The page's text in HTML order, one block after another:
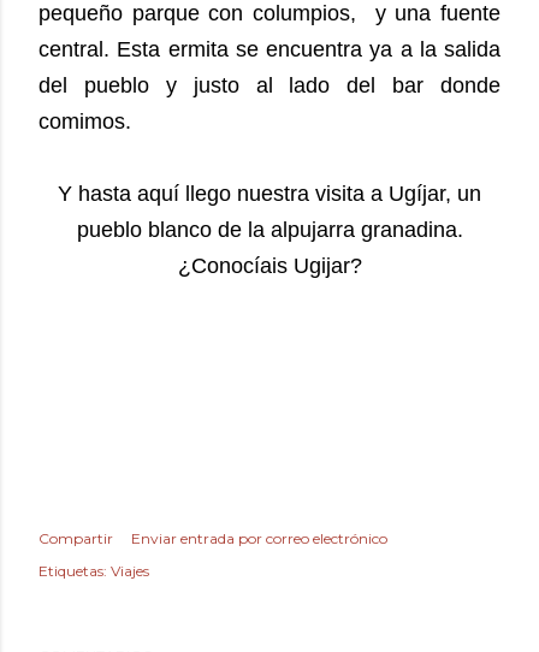
pequeño parque con columpios, y una fuente
central. Esta ermita se encuentra ya a la salida
del pueblo y justo al lado del bar donde
comimos.
Y hasta aquí llego nuestra visita a Ugíjar, un
pueblo blanco de la alpujarra granadina.
¿Conocíais Ugijar?
Compartir
Enviar entrada por correo electrónico
Etiquetas: Viajes